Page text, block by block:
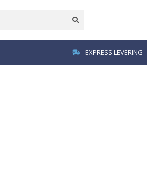
EXPRESS LEVERING